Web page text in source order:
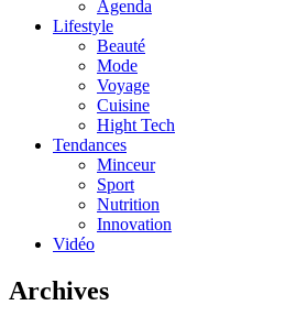
Agenda
Lifestyle
Beauté
Mode
Voyage
Cuisine
Hight Tech
Tendances
Minceur
Sport
Nutrition
Innovation
Vidéo
Archives